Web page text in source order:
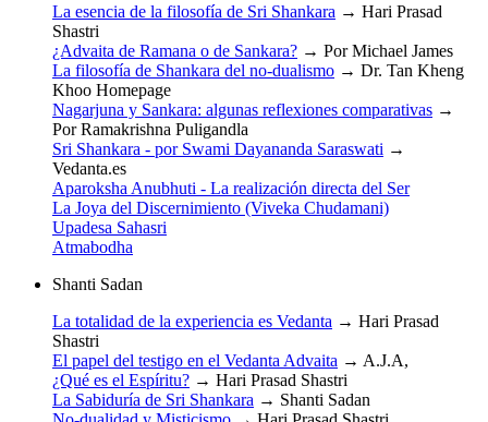
La esencia de la filosofía de Sri Shankara → Hari Prasad
Shastri
¿Advaita de Ramana o de Sankara? → Por Michael James
La filosofía de Shankara del no-dualismo → Dr. Tan Kheng
Khoo Homepage
Nagarjuna y Sankara: algunas reflexiones comparativas →
Por Ramakrishna Puligandla
Sri Shankara - por Swami Dayananda Saraswati →
Vedanta.es
Aparoksha Anubhuti - La realización directa del Ser
La Joya del Discernimiento (Viveka Chudamani)
Upadesa Sahasri
Atmabodha
Shanti Sadan
La totalidad de la experiencia es Vedanta → Hari Prasad
Shastri
El papel del testigo en el Vedanta Advaita → A.J.A,
¿Qué es el Espíritu? → Hari Prasad Shastri
La Sabiduría de Sri Shankara → Shanti Sadan